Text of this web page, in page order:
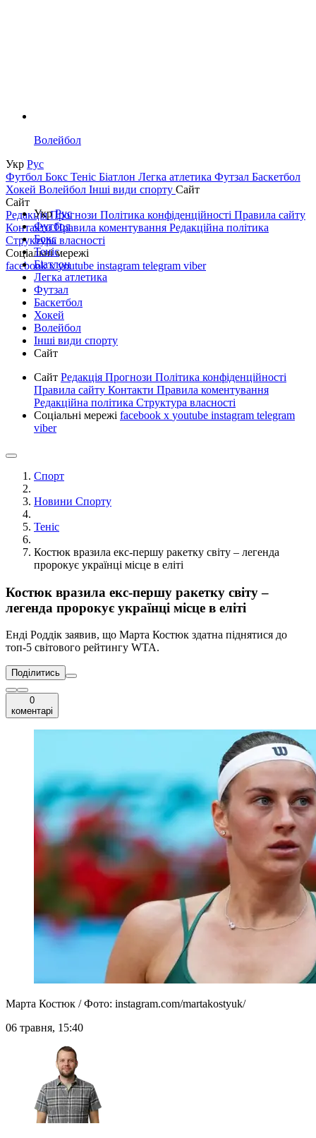
Волейбол
Укр Рус
Футбол Бокс Теніс Біатлон Легка атлетика Футзал Баскетбол
Хокей Волейбол Інші види спорту Сайт
Сайт
РедакціяПрогнози Політика конфіденційності Правила сайту
КонтактиПравила коментування Редакційна політика
Структура власності
Соціальні мережі
facebookxyoutube instagram telegram viber
УкрРус
Футбол
Бокс
Теніс
Біатлон
Легка атлетика
Футзал
Баскетбол
Хокей
Волейбол
Інші види спорту
Сайт
Сайт Редакція Прогнози Політика конфіденційності
Правила сайту Контакти Правила коментування
Редакційна політика Структура власності
Соціальні мережі facebook x youtube instagram telegram
viber
Спорт
Новини Спорту
Теніс
Костюк вразила екс-першу ракетку світу – легенда
пророкує українці місце в еліті
Костюк вразила екс-першу ракетку світу –
легенда пророкує українці місце в еліті
Енді Роддік заявив, що Марта Костюк здатна піднятися до
топ-5 світового рейтингу WTA.
Поділитись
0
коментарі
Марта Костюк / Фото: instagram.com/martakostyuk/
06 травня, 15:40